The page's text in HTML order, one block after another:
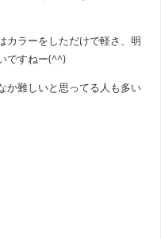
カラーをしただけで軽さ、明
ですねー(^^)
か難しいと思ってる人も多い